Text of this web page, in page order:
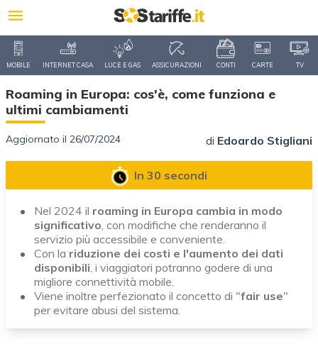
MOBILE INTERNET CASA LUCE E GAS ASSICURAZIONI CONTI CARTE TV
Roaming in Europa: cos'è, come funziona e
ultimi cambiamenti
Aggiornato il 26/07/2024 di Edoardo Stigliani
In 30 secondi
Nel 2024 il roaming in Europa cambia in modo
significativo, con modifiche che renderanno il
servizio più accessibile e conveniente.
Con la riduzione dei costi e l'aumento dei dati
disponibili, i viaggiatori potranno godere di una
migliore connettività mobile.
Viene inoltre perfezionato il concetto di "fair use"
per evitare abusi del sistema.